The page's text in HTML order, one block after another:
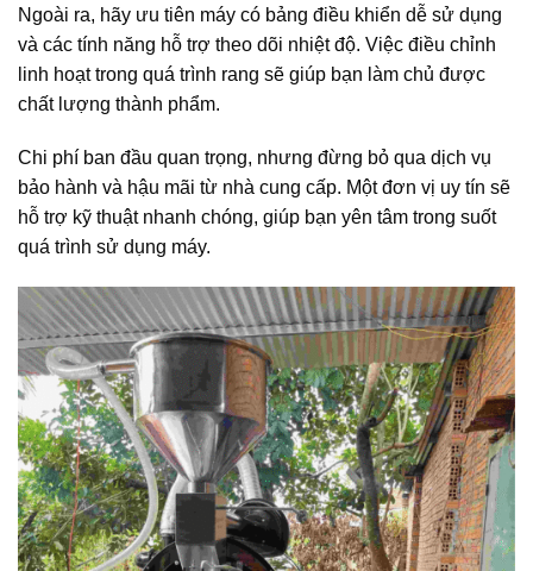
Ngoài ra, hãy ưu tiên máy có bảng điều khiển dễ sử dụng
và các tính năng hỗ trợ theo dõi nhiệt độ. Việc điều chỉnh
linh hoạt trong quá trình rang sẽ giúp bạn làm chủ được
chất lượng thành phẩm.
Chi phí ban đầu quan trọng, nhưng đừng bỏ qua dịch vụ
bảo hành và hậu mãi từ nhà cung cấp. Một đơn vị uy tín sẽ
hỗ trợ kỹ thuật nhanh chóng, giúp bạn yên tâm trong suốt
quá trình sử dụng máy.